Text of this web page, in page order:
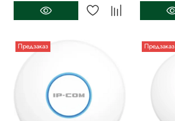
Предзаказ Предзаказ